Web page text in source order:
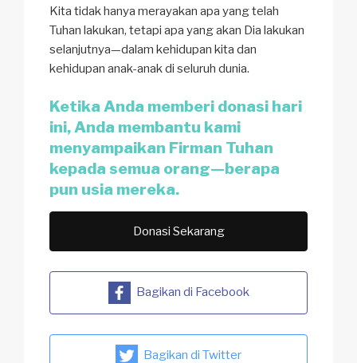
Kita tidak hanya merayakan apa yang telah
Tuhan lakukan, tetapi apa yang akan Dia lakukan
selanjutnya—dalam kehidupan kita dan
kehidupan anak-anak di seluruh dunia.
Ketika Anda memberi donasi hari
ini, Anda membantu kami
menyampaikan Firman Tuhan
kepada semua orang—berapa
pun usia mereka.
Donasi Sekarang
Bagikan di Facebook
Bagikan di Twitter